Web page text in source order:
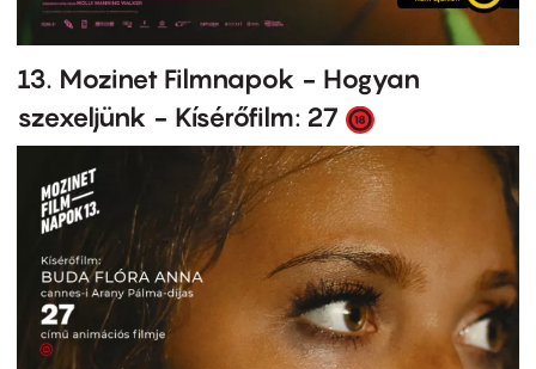
13. Mozinet Filmnapok - Hogyan
szexeljünk - Kísérőfilm: 27